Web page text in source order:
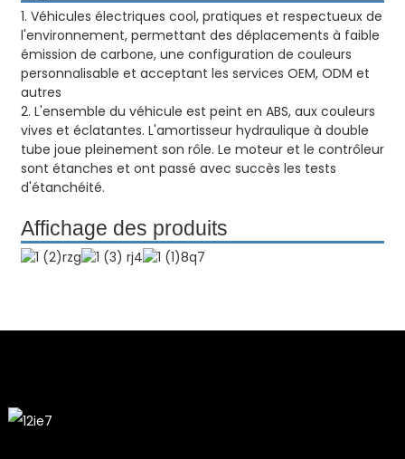
1. Véhicules électriques cool, pratiques et respectueux de
l'environnement, permettant des déplacements à faible
émission de carbone, une configuration de couleurs
personnalisable et acceptant les services OEM, ODM et
autres
2. L'ensemble du véhicule est peint en ABS, aux couleurs
vives et éclatantes. L'amortisseur hydraulique à double
tube joue pleinement son rôle. Le moteur et le contrôleur
sont étanches et ont passé avec succès les tests
d'étanchéité.
Affichage des produits